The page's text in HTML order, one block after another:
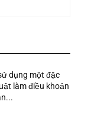
dụng một đặc
làm điều khoản